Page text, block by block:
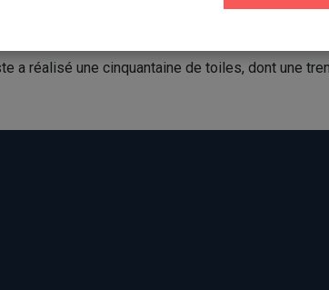
alors qu’il a vendu son premier tableau à
il a pu vendre l’ensemble de ses toiles.
a réalisé une cinquantaine de toiles, dont une